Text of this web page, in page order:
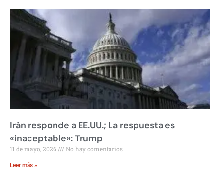
Irán responde a EE.UU.; La respuesta es
«inaceptable»: Trump
11 de mayo, 2026 No hay comentarios
Leer más »